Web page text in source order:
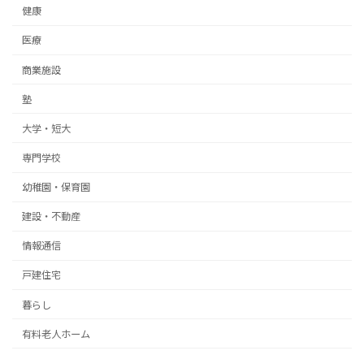
健康
医療
商業施設
塾
大学・短大
専門学校
幼稚園・保育園
建設・不動産
情報通信
戸建住宅
暮らし
有料老人ホーム